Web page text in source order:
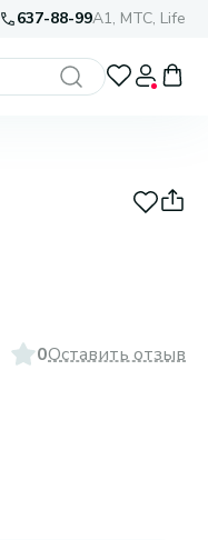
637-88-99A1, МТС, Life
0Оставить отзыв